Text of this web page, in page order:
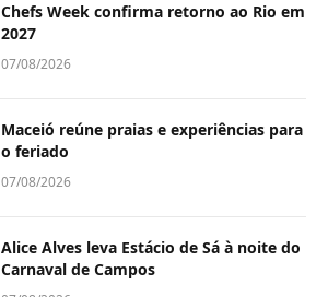
Chefs Week confirma retorno ao Rio em
2027
07/08/2026
Maceió reúne praias e experiências para
o feriado
07/08/2026
Alice Alves leva Estácio de Sá à noite do
Carnaval de Campos